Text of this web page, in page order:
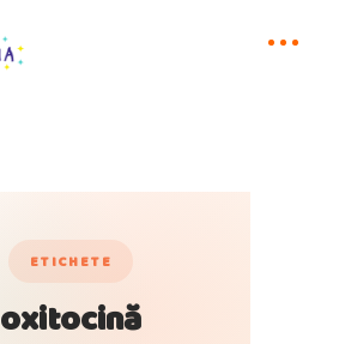
ETICHETE
oxitocină